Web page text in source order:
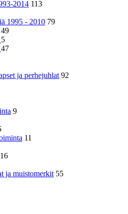
2014 113
1995 - 2010 79
49
5
47
ja perhejuhlat 92
9
11
16
ja muistomerkit 55